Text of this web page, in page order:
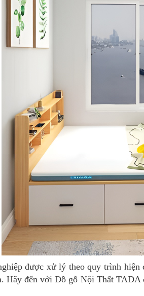
được xử lý theo quy trình
Hãy đến với Đồ gỗ Nội Thất TADA